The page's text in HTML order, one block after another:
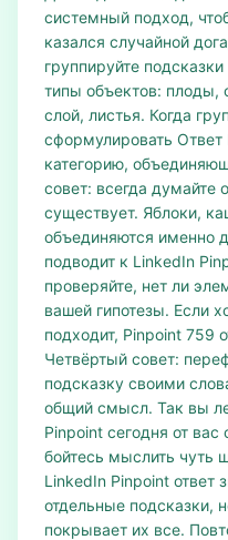
системный подход,
казался случайной
группируйте
типы объектов: плоды,
слой, листья. Когда
сформулировать Ответ
категорию,
совет: всегда думайте
существует. Яблоки,
объединяются именно
подводит к LinkedIn
проверяйте, нет ли
вашей гипотезы. Если
подходит, Pinpoint 759
Четвёртый совет:
подсказку своими
общий смысл. Так вы
Pinpoint сегодня от
бойтесь мыслить чуть
LinkedIn Pinpoint ответ
отдельные подсказки,
покрывает их все.